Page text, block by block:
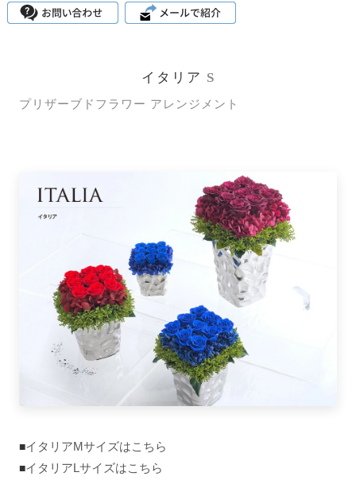
イタリア S
プリザーブドフラワー アレンジメント
■イタリアMサイズはこちら
■イタリアLサイズはこちら